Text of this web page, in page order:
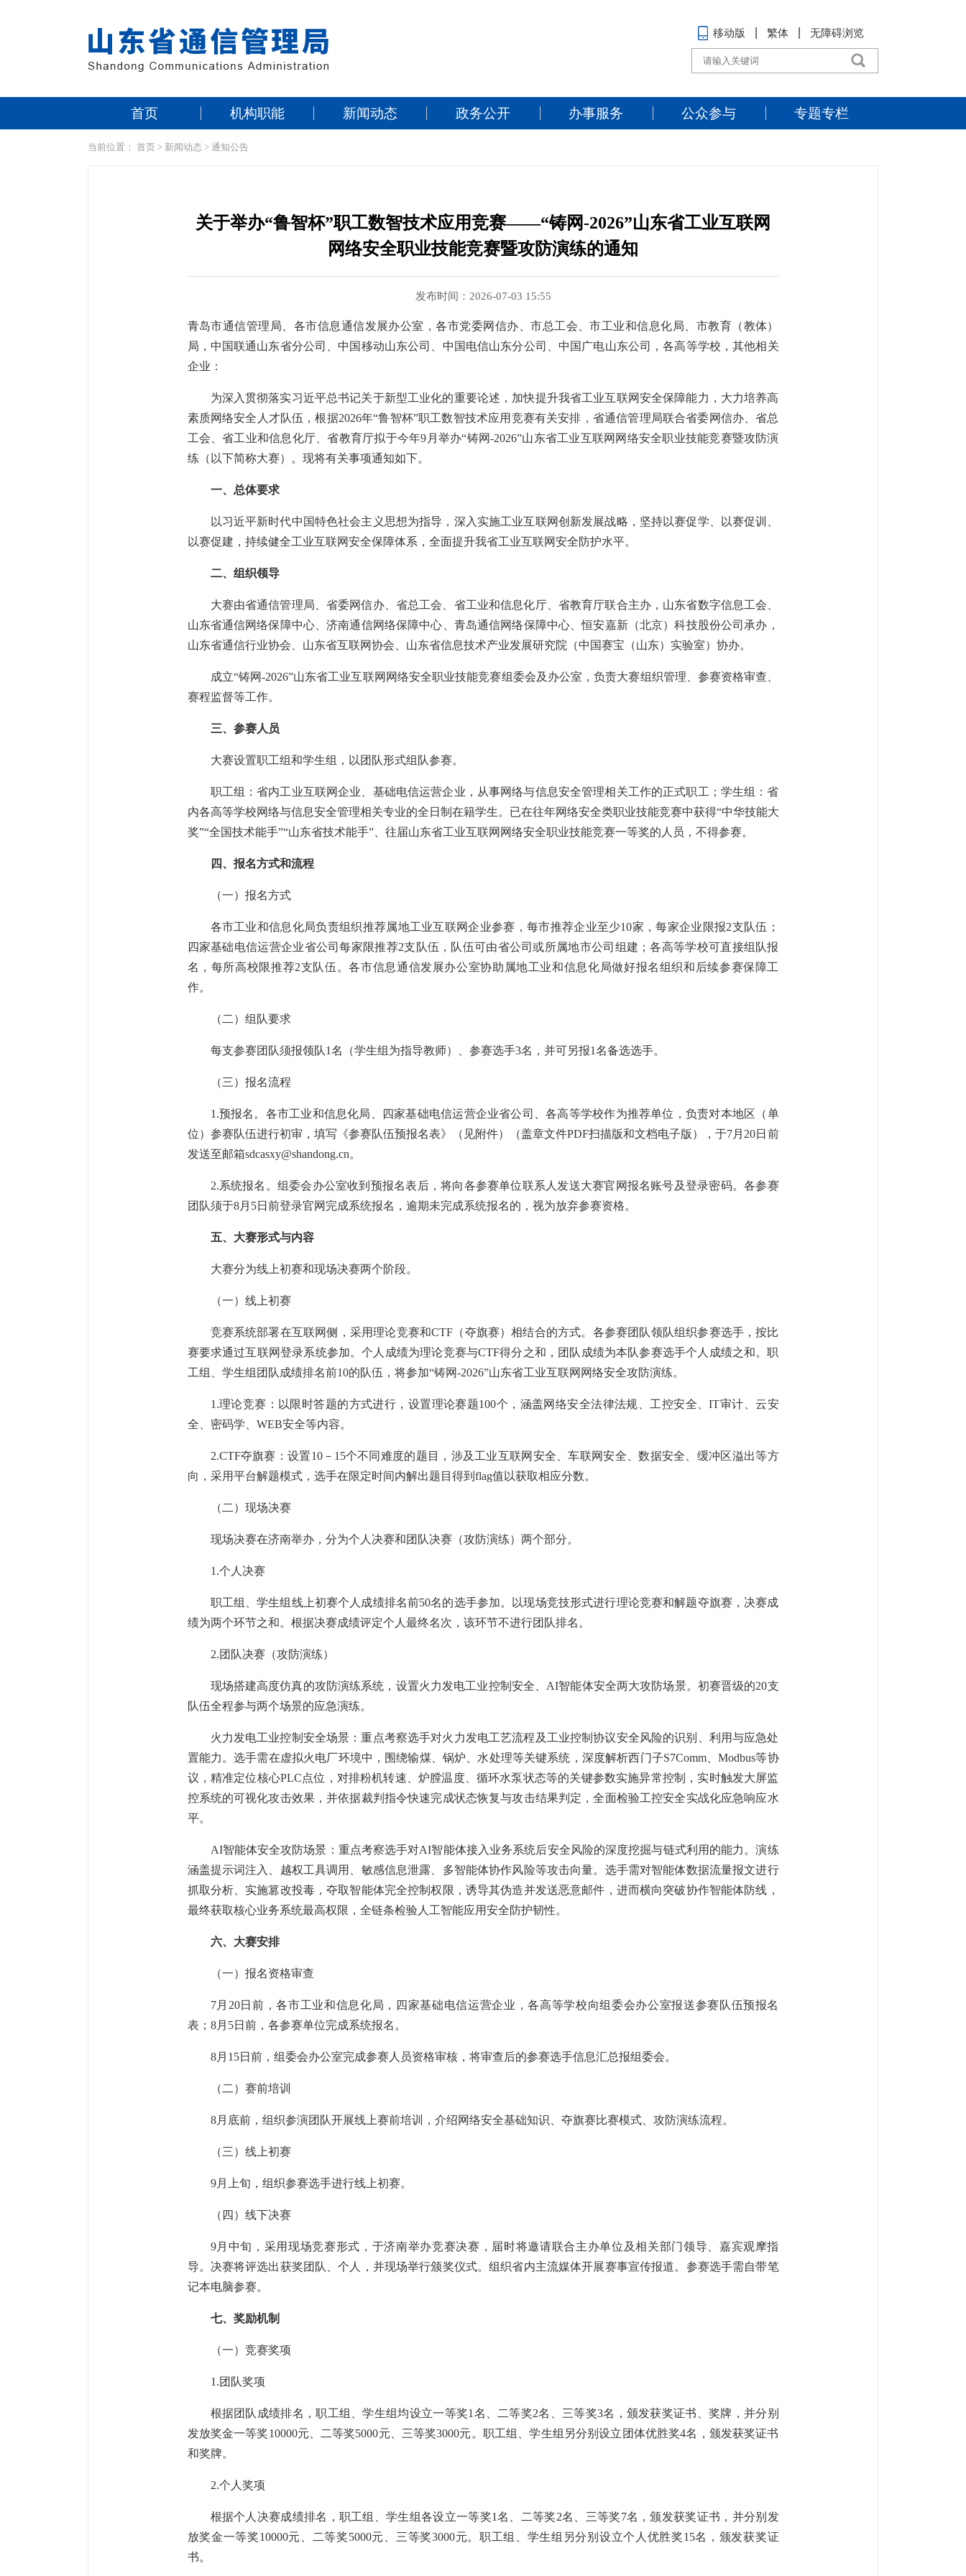
移动版 繁体 无障碍浏览
首页 机构职能 新闻动态 政务公开 办事服务 公众参与 专题专栏
当前位置： 首页 > 新闻动态 > 通知公告
关于举办“鲁智杯”职工数智技术应用竞赛——“铸网-2026”山东省工业互联网
网络安全职业技能竞赛暨攻防演练的通知
发布时间：2026-07-03 15:55
青岛市通信管理局、各市信息通信发展办公室，各市党委网信办、市总工会、市工业和信息化局、市教育（教体）
局，中国联通山东省分公司、中国移动山东公司、中国电信山东分公司、中国广电山东公司，各高等学校，其他相关
企业：
为深入贯彻落实习近平总书记关于新型工业化的重要论述，加快提升我省工业互联网安全保障能力，大力培养高
素质网络安全人才队伍，根据2026年“鲁智杯”职工数智技术应用竞赛有关安排，省通信管理局联合省委网信办、省总
工会、省工业和信息化厅、省教育厅拟于今年9月举办“铸网-2026”山东省工业互联网网络安全职业技能竞赛暨攻防演
练（以下简称大赛）。现将有关事项通知如下。
一、总体要求
以习近平新时代中国特色社会主义思想为指导，深入实施工业互联网创新发展战略，坚持以赛促学、以赛促训、
以赛促建，持续健全工业互联网安全保障体系，全面提升我省工业互联网安全防护水平。
二、组织领导
大赛由省通信管理局、省委网信办、省总工会、省工业和信息化厅、省教育厅联合主办，山东省数字信息工会、
山东省通信网络保障中心、济南通信网络保障中心、青岛通信网络保障中心、恒安嘉新（北京）科技股份公司承办，
山东省通信行业协会、山东省互联网协会、山东省信息技术产业发展研究院（中国赛宝（山东）实验室）协办。
成立“铸网-2026”山东省工业互联网网络安全职业技能竞赛组委会及办公室，负责大赛组织管理、参赛资格审查、
赛程监督等工作。
三、参赛人员
大赛设置职工组和学生组，以团队形式组队参赛。
职工组：省内工业互联网企业、基础电信运营企业，从事网络与信息安全管理相关工作的正式职工；学生组：省
内各高等学校网络与信息安全管理相关专业的全日制在籍学生‌。已在往年网络安全类职业技能竞赛中获得“中华技能大
奖”“全国技术能手”“山东省技术能手”、往届山东省工业互联网网络安全职业技能竞赛一等奖的人员，不得参赛。
四、报名方式和流程
（一）报名方式
各市工业和信息化局负责组织推荐属地工业互联网企业参赛，每市推荐企业至少10家，每家企业限报2支队伍；
四家基础电信运营企业省公司每家限推荐2支队伍，队伍可由省公司或所属地市公司组建；各高等学校可直接组队报
名，每所高校限推荐2支队伍。各市信息通信发展办公室协助属地工业和信息化局做好报名组织和后续参赛保障工
作。
（二）组队要求
每支参赛团队须报领队1名（学生组为指导教师）、参赛选手3名，并可另报1名备选选手。
（三）报名流程
1.预报名。各市工业和信息化局、四家基础电信运营企业省公司、各高等学校作为推荐单位，负责对本地区（单
位）参赛队伍进行初审，填写《参赛队伍预报名表》（见附件）（盖章文件PDF扫描版和文档电子版），于7月20日前
发送至邮箱sdcasxy@shandong.cn。
2.系统报名。组委会办公室收到预报名表后，将向各参赛单位联系人发送大赛官网报名账号及登录密码。各参赛
团队须于8月5日前登录官网完成系统报名，逾期未完成系统报名的，视为放弃参赛资格。
五、大赛形式与内容
大赛分为线上初赛和现场决赛两个阶段。
（一）线上初赛
竞赛系统部署在互联网侧，采用理论竞赛和CTF（夺旗赛）相结合的方式。各参赛团队领队组织参赛选手，按比
赛要求通过互联网登录系统参加。个人成绩为理论竞赛与CTF得分之和，团队成绩为本队参赛选手个人成绩之和。职
工组、学生组团队成绩排名前10的队伍，将参加“铸网-2026”山东省工业互联网网络安全攻防演练。
1.理论竞赛：以限时答题的方式进行，设置理论赛题100个，涵盖网络安全法律法规、工控安全、IT审计、云安
全、密码学、WEB安全等内容。
2.CTF夺旗赛：设置10－15个不同难度的题目，涉及工业互联网安全、车联网安全、数据安全、缓冲区溢出等方
向，采用平台解题模式，选手在限定时间内解出题目得到flag值以获取相应分数。
（二）现场决赛
现场决赛在济南举办，分为个人决赛和团队决赛（攻防演练）两个部分。
1.个人决赛
职工组、学生组线上初赛个人成绩排名前50名的选手参加。以现场竞技形式进行理论竞赛和解题夺旗赛，决赛成
绩为两个环节之和。根据决赛成绩评定个人最终名次，该环节不进行团队排名。
2.团队决赛（攻防演练）
现场搭建高度仿真的攻防演练系统，设置火力发电工业控制安全、AI智能体安全两大攻防场景。初赛晋级的20支
队伍全程参与两个场景的应急演练。
火力发电工业控制安全场景：重点考察选手对火力发电工艺流程及工业控制协议安全风险的识别、利用与应急处
置能力。选手需在虚拟火电厂环境中，围绕输煤、锅炉、水处理等关键系统，深度解析西门子S7Comm、Modbus等协
议，精准定位核心PLC点位，对排粉机转速、炉膛温度、循环水泵状态等的关键参数实施异常控制，实时触发大屏监
控系统的可视化攻击效果，并依据裁判指令快速完成状态恢复与攻击结果判定，全面检验工控安全实战化应急响应水
平。
AI智能体安全攻防场景：重点考察选手对AI智能体接入业务系统后安全风险的深度挖掘与链式利用的能力。演练
涵盖提示词注入、越权工具调用、敏感信息泄露、多智能体协作风险等攻击向量。选手需对智能体数据流量报文进行
抓取分析、实施篡改投毒，夺取智能体完全控制权限，诱导其伪造并发送恶意邮件，进而横向突破协作智能体防线，
最终获取核心业务系统最高权限，全链条检验人工智能应用安全防护韧性。
六、大赛安排
（一）报名资格审查
7月20日前，各市工业和信息化局，四家基础电信运营企业，各高等学校向组委会办公室报送参赛队伍预报名
表；8月5日前，各参赛单位完成系统报名。
8月15日前，组委会办公室完成参赛人员资格审核，将审查后的参赛选手信息汇总报组委会。
（二）赛前培训
8月底前，组织参演团队开展线上赛前培训，介绍网络安全基础知识、夺旗赛比赛模式、攻防演练流程。
（三）线上初赛
9月上旬，组织参赛选手进行线上初赛。
（四）线下决赛
9月中旬，采用现场竞赛形式，于济南举办竞赛决赛，届时将邀请联合主办单位及相关部门领导、嘉宾观摩指
导。决赛将评选出获奖团队、个人，并现场举行颁奖仪式。组织省内主流媒体开展赛事宣传报道。参赛选手需自带笔
记本电脑参赛。
七、奖励机制
（一）竞赛奖项
1.团队奖项
根据团队成绩排名，职工组、学生组均设立一等奖1名、二等奖2名、三等奖3名，颁发获奖证书、奖牌，并分别
发放奖金一等奖10000元、二等奖5000元、三等奖3000元。职工组、学生组另分别设立团体优胜奖4名，颁发获奖证书
和奖牌。
2.个人奖项
根据个人决赛成绩排名，职工组、学生组各设立一等奖1名、二等奖2名、三等奖7名，颁发获奖证书，并分别发
放奖金一等奖10000元、二等奖5000元、三等奖3000元。职工组、学生组另分别设立个人优胜奖15名，颁发获奖证
书。